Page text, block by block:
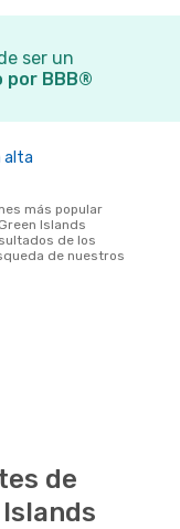
ser un
por BBB®
alta
Islands
de los
de nuestros
de